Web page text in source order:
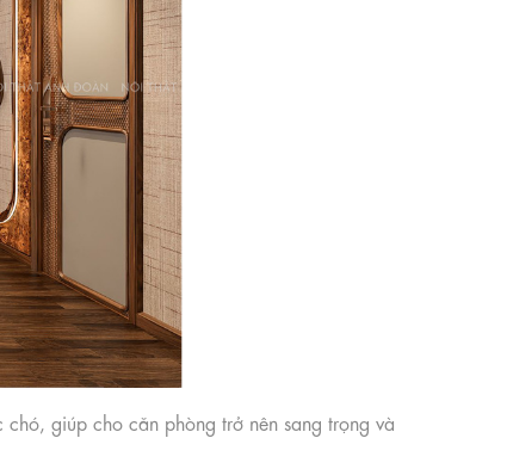
giúp cho căn phòng trở nên sang trọng và